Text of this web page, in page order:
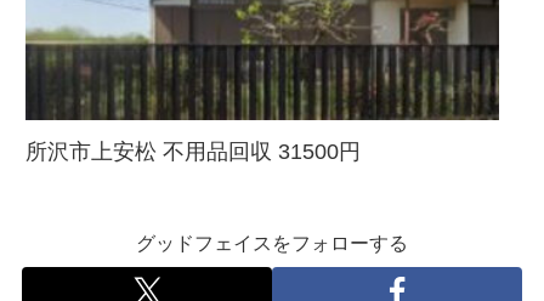
所沢市上安松 不用品回収 31500円
グッドフェイスをフォローする